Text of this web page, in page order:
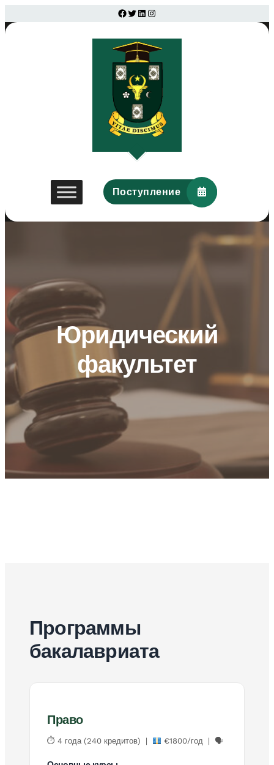
Facebook
Twitter
LinkedIn
Instagram
Поступление
Юридический
факультет
Программы
бакалавриата
Право
⏱ 4 года (240 кредитов) | €1800/год | 🗣